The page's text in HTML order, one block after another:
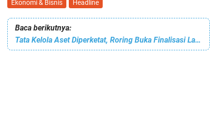
Ekonomi & Bisnis Headline
Baca berikutnya:
Tata Kelola Aset Diperketat, Roring Buka Finalisasi Laporan BMD Tomohon 2025